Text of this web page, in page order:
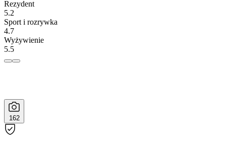
Rezydent
5.2
Sport i rozrywka
4.7
Wyżywienie
5.5
162